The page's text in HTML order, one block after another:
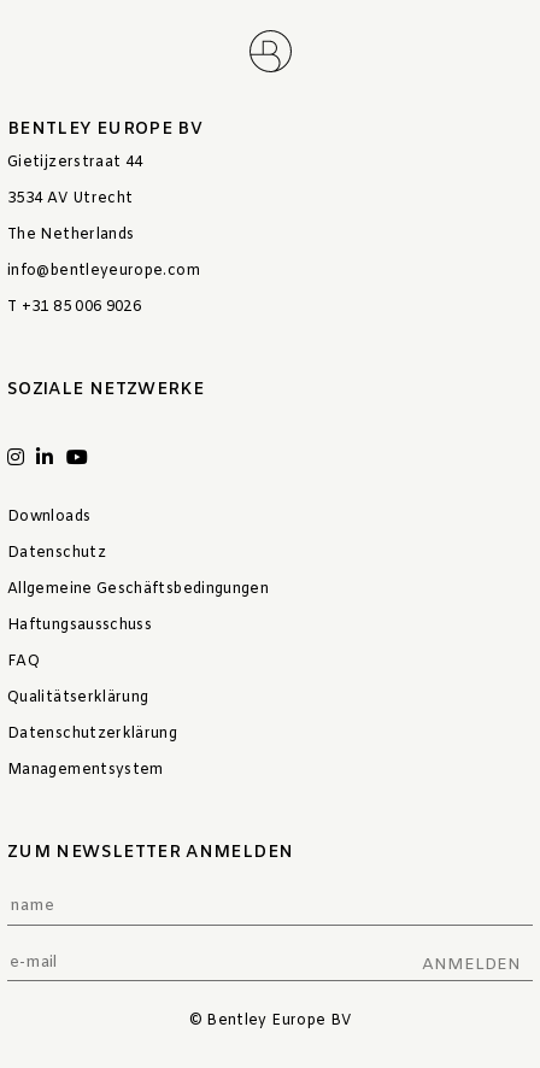
BENTLEY EUROPE BV
Gietijzerstraat 44
3534 AV Utrecht
The Netherlands
info@bentleyeurope.com
T +31 85 006 9026
SOZIALE NETZWERKE
Downloads
Datenschutz
Allgemeine Geschäftsbedingungen
Haftungsausschuss
FAQ
Qualitätserklärung
Datenschutzerklärung
Managementsystem
ZUM NEWSLETTER ANMELDEN
ANMELDEN
© Bentley Europe BV